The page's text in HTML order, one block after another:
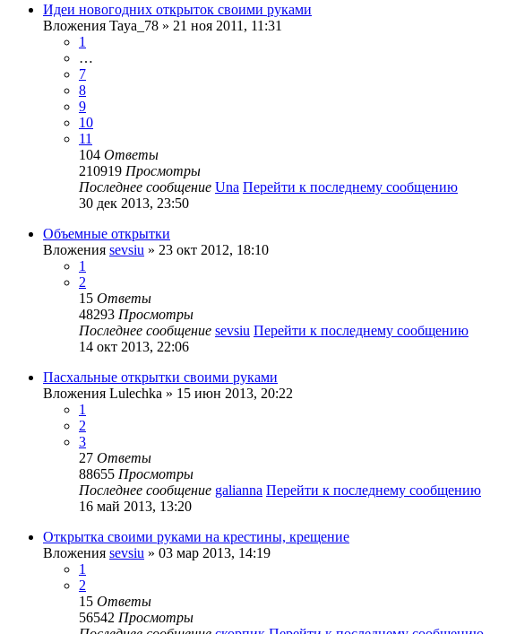
Идеи новогодних открыток своими руками
Вложения Taya_78 » 21 ноя 2011, 11:31
1
…
7
8
9
10
11
104 Ответы
210919 Просмотры
Последнее сообщение Una Перейти к последнему сообщению
30 дек 2013, 23:50
Объемные открытки
Вложения sevsiu » 23 окт 2012, 18:10
1
2
15 Ответы
48293 Просмотры
Последнее сообщение sevsiu Перейти к последнему сообщению
14 окт 2013, 22:06
Пасхальные открытки своими руками
Вложения Lulechka » 15 июн 2013, 20:22
1
2
3
27 Ответы
88655 Просмотры
Последнее сообщение galianna Перейти к последнему сообщению
16 май 2013, 13:20
Открытка своими руками на крестины, крещение
Вложения sevsiu » 03 мар 2013, 14:19
1
2
15 Ответы
56542 Просмотры